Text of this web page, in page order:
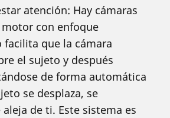
atención: Hay cámaras
con enfoque
facilita que la cámara
el sujeto y después
de forma automática
se desplaza, se
de ti. Este sistema es